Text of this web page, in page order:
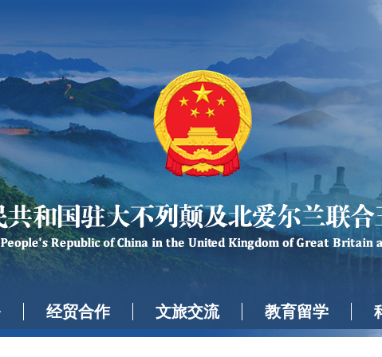
经贸合作 文旅交流 教育留学